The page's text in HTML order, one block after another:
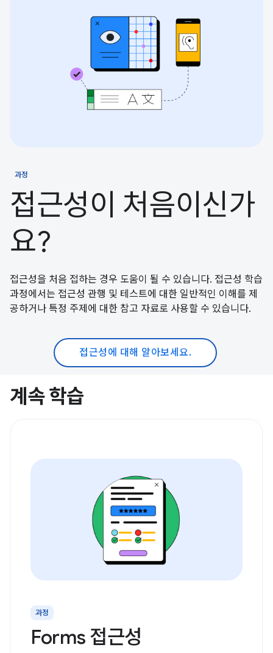
과정
접근성이 처음이신가
요?
접근성을 처음 접하는 경우 도움이 될 수 있습니다. 접근성 학습
과정에서는 접근성 관행 및 테스트에 대한 일반적인 이해를 제
공하거나 특정 주제에 대한 참고 자료로 사용할 수 있습니다.
접근성에 대해 알아보세요.
계속 학습
과정
Forms 접근성